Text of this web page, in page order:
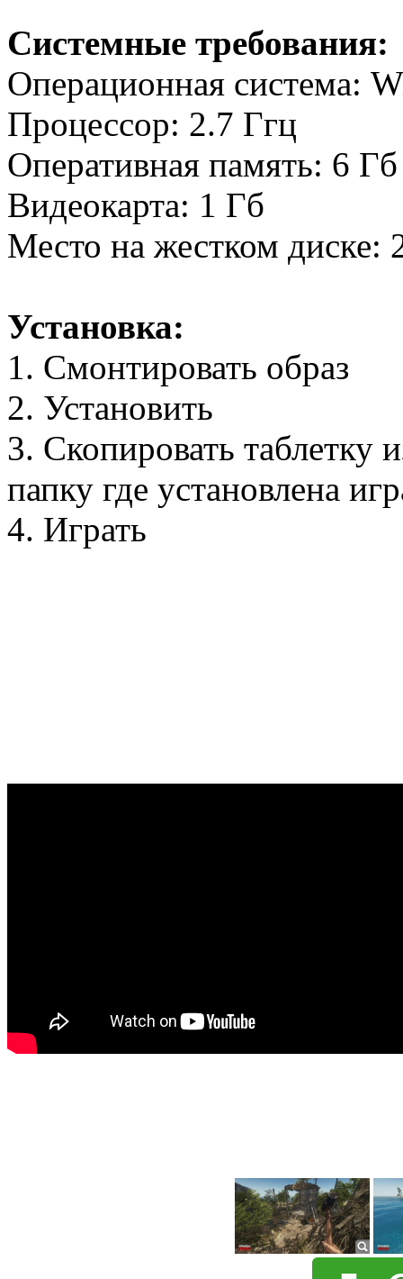
Системные требования:
Операционная система:
Процессор: 2.7 Ггц
Оперативная память: 6 Гб
Видеокарта: 1 Гб
Место на жестком диске:
Установка:
1. Смонтировать образ
2. Установить
3. Скопировать таблетку
папку где установлена
4. Играть